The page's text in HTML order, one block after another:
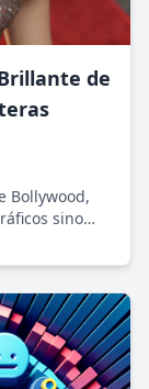
de
Bollywood,
sino